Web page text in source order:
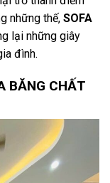
những thế, SOFA
lại những giây
đình.
BĂNG CHẤT